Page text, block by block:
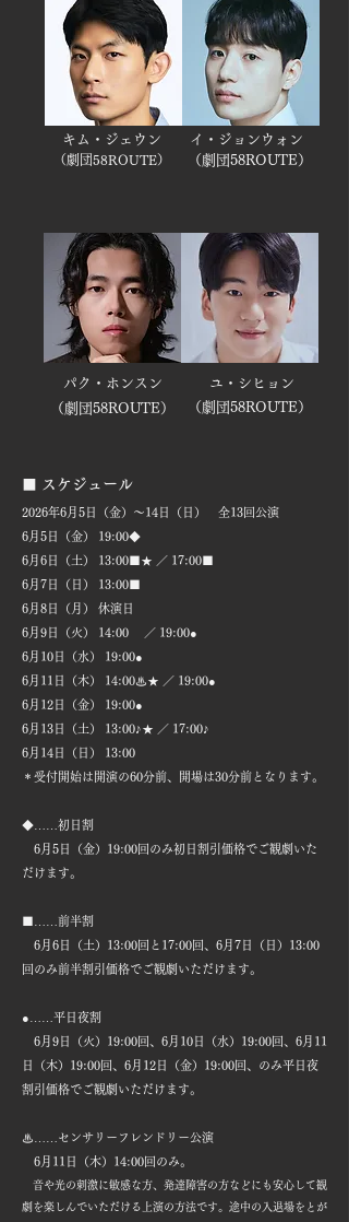
キム・ジェウン
（劇団58ROUTE）​
イ・ジョンウォン
（劇団58ROUTE）​
パク・ホンスン
（劇団58ROUTE）​
（劇団58ROUTE）​
ユ・シヒョン
■ スケジュール
2026年6月5日（金）～14日（日） 全13回公演
6月5日（金） 19:00◆
6月6日（土） 13:00■★ ／ 17:00■
6月7日（日） 13:00■
6月8日（月） 休演日
6月9日（火） 14:00 ／ 19:00●
6月10日（水） 19:00●
6月11日（木） 14:00♨★ ／ 19:00●
6月12日（金） 19:00●
6月13日（土） 13:00♪★ ／ 17:00♪
6月14日（日） 13:00
​＊受付開始は開演の60分前、開場は30分前となります。
◆……初日割
6月5日（金）19:00回のみ初日割引価格でご観劇いた
だけます。
■……前半割
6月6日（土）13:00回と17:00回、6月7日（日）13:00
回のみ前半割引価格でご観劇いただけます。
●……平日夜割
6月9日（火）19:00回、6月10日（水）19:00回、6月11
日（木）19:00回、6月12日（金）19:00回、のみ平日夜
割引価格でご観劇いただけます。
♨……センサリーフレンドリー公演
6月11日（木）14:00回のみ。
音や光の刺激に敏感な方、発達障害の方などにも安心して観
劇を楽しんでいただける上演の方法です。途中の入退場をとが